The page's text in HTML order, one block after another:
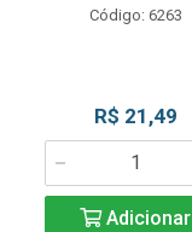
Código: 6263
R$ 21,49
Adicionar